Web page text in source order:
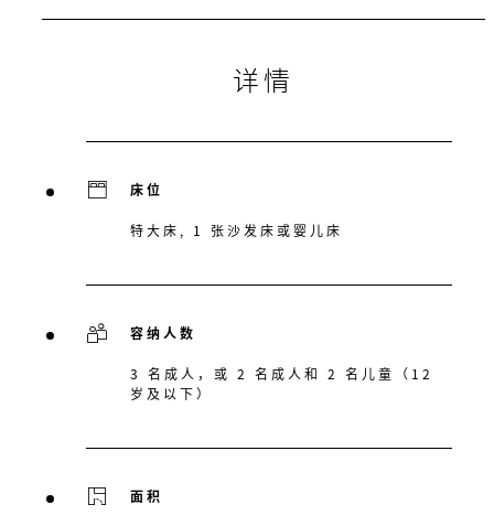
详情
床位
特大床, 1 张沙发床或婴儿床
容纳人数
3 名成人，或 2 名成人和 2 名儿童（12
岁及以下）
面积